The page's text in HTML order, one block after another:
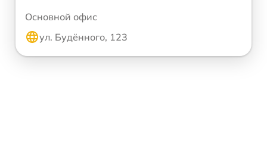
Основной офис
ул. Будённого, 123